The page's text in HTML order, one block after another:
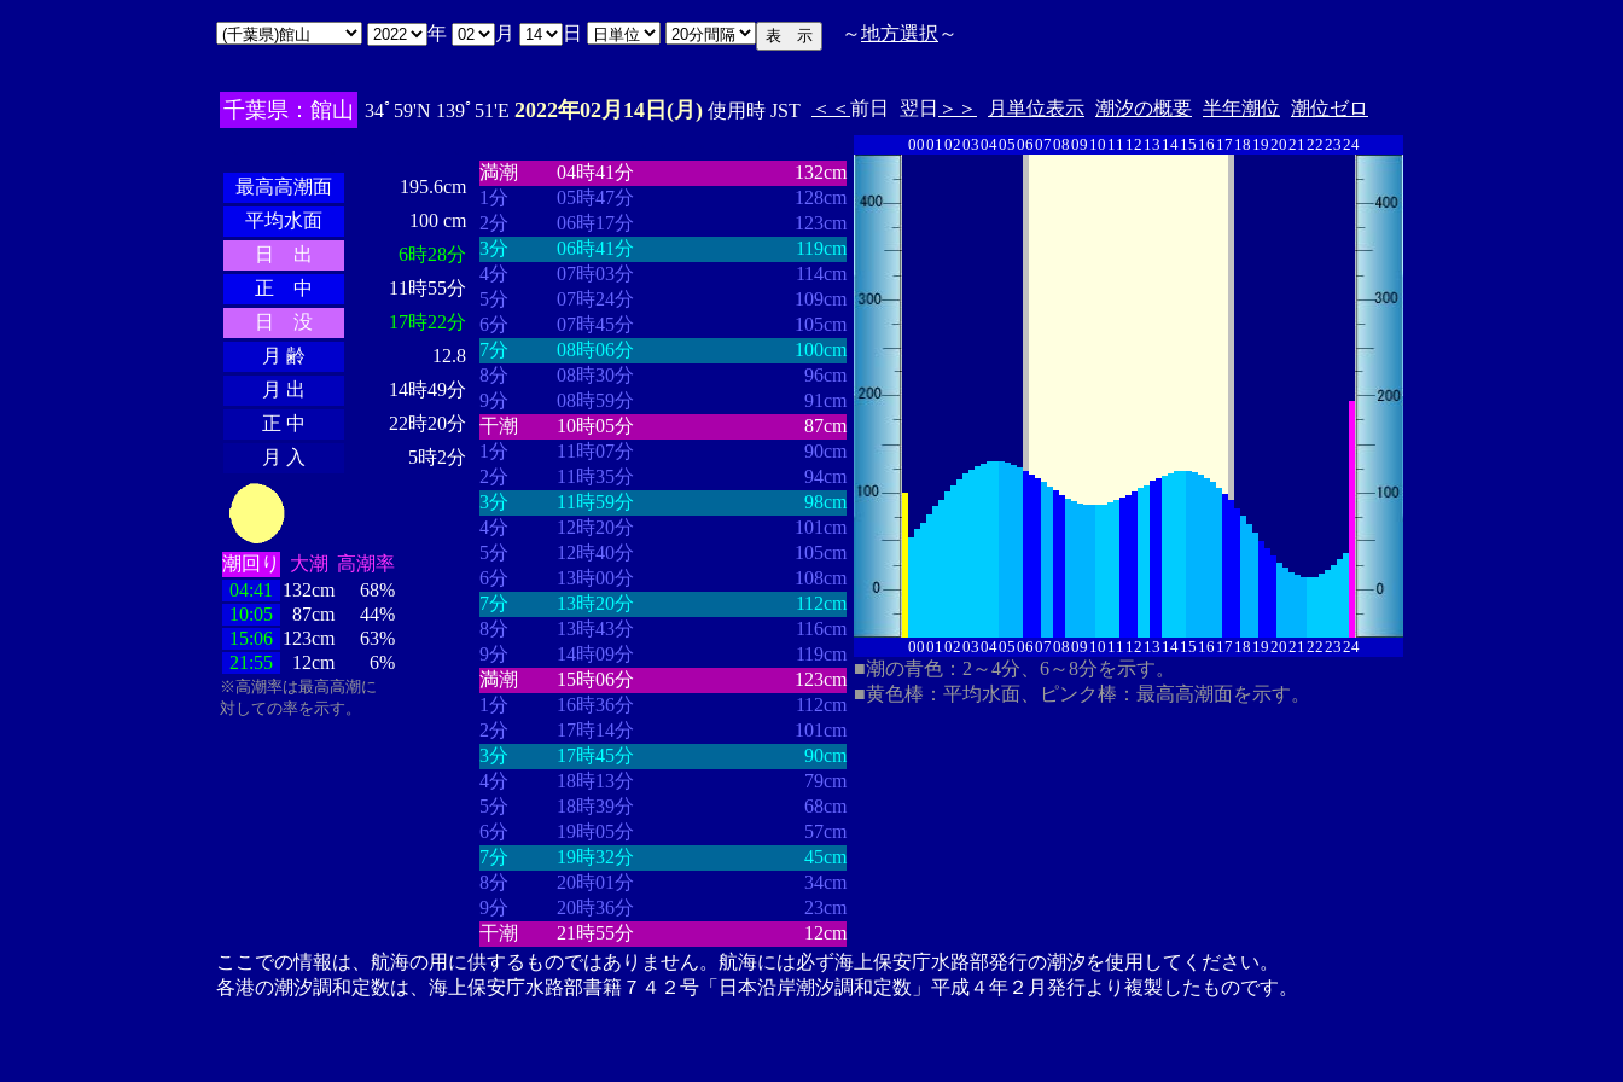
年 月 日 ～地方選択 ～
千葉県：館山 34ﾟ59'N 139ﾟ51'E 2022年02月14日(月) 使用時 JST ＜＜ 前日 翌日 ＞＞ 月単位表示 潮汐の概要 半年潮位 潮位ゼロ
最高高潮面
195.6cm
平均水面
100 cm
日 出
6時28分
正 中
11時55分
日 没
17時22分
月 齢
12.8
月 出
14時49分
正 中
22時20分
月 入
5時2分
潮回り 大潮 高潮率
04:41
132cm
68%
10:05
87cm
44%
15:06 123cm
63%
21:55
12cm 6%
※高潮率は最高高潮に
対しての率を示す。
満潮
04時41分
132cm
1分
05時47分
128cm
2分
06時17分
123cm
3分
06時41分
119cm
4分
07時03分
114cm
5分
07時24分
109cm
6分
07時45分
105cm
7分
08時06分
100cm
8分
08時30分
96cm
9分
08時59分
91cm
干潮
10時05分
87cm
1分
11時07分
90cm
2分
11時35分
94cm
3分
11時59分
98cm
4分
12時20分
101cm
5分
12時40分
105cm
6分
13時00分
108cm
7分
13時20分
112cm
8分
13時43分
116cm
9分
14時09分
119cm
満潮
15時06分
123cm
1分
16時36分
112cm
2分
17時14分
101cm
3分
17時45分
90cm
4分
18時13分
79cm
5分
18時39分
68cm
6分
19時05分
57cm
7分
19時32分
45cm
8分
20時01分
34cm
9分
20時36分
23cm
干潮
21時55分 12cm
00010203040506070809 10 11 12 13 1415 16 17 18 192021222324
00010203040506070809 10 11 12 13 1415 16 17 18 192021222324
■潮の青色：2～4分、6～8分を示す。
■黄色棒：平均水面、ピンク棒：最高高潮面を示す。
ここでの情報は、航海の用に供するものではありません。航海には必ず海上保安庁水路部発行の潮汐を使用してください。
各港の潮汐調和定数は、海上保安庁水路部書籍７４２号「日本沿岸潮汐調和定数」平成４年２月発行より複製したものです。